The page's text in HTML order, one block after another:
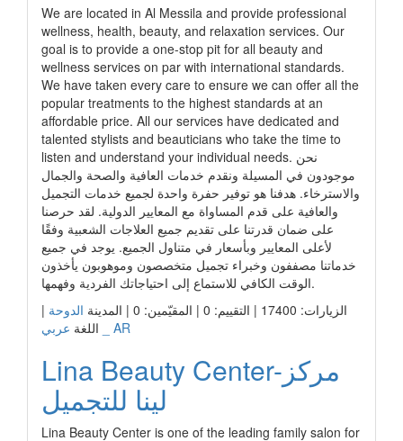
We are located in Al Messila and provide professional
wellness, health, beauty, and relaxation services. Our
goal is to provide a one-stop pit for all beauty and
wellness services on par with international standards.
We have taken every care to ensure we can offer all the
popular treatments to the highest standards at an
affordable price. All our services have dedicated and
talented stylists and beauticians who take the time to
listen and understand your individual needs. نحن
موجودون في المسيلة ونقدم خدمات العافية والصحة والجمال
والاسترخاء. هدفنا هو توفير حفرة واحدة لجميع خدمات التجميل
والعافية على قدم المساواة مع المعايير الدولية. لقد حرصنا
على ضمان قدرتنا على تقديم جميع العلاجات الشعبية وفقًا
لأعلى المعايير وبأسعار في متناول الجميع. يوجد في جميع
خدماتنا مصففون وخبراء تجميل متخصصون وموهوبون يأخذون
الوقت الكافي للاستماع إلى احتياجاتك الفردية وفهمها.
الزيارات: 17400 | التقييم: 0 | المقيّمين: 0 | المدينة
الدوحة |
اللغة عربي _ AR
Lina Beauty Center-مركز
لينا للتجميل
Lina Beauty Center is one of the leading family salon for